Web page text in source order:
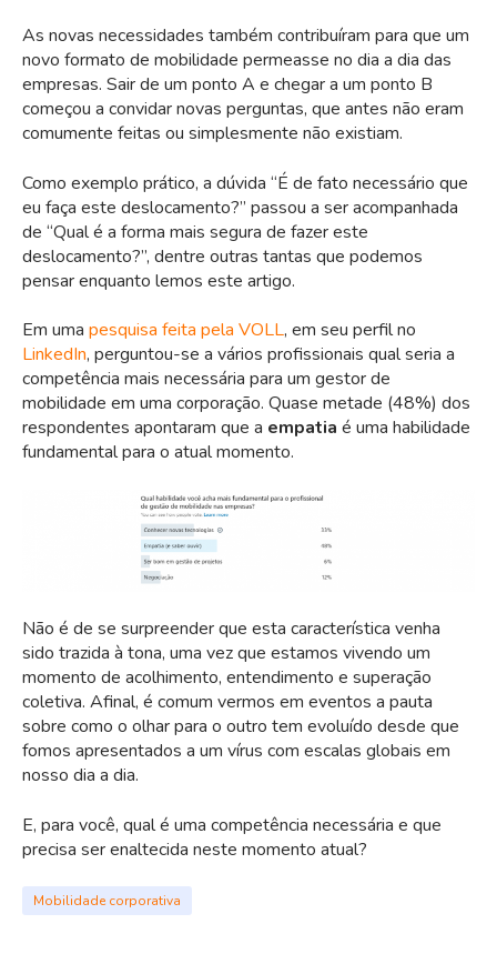
As novas necessidades também contribuíram para que um
novo formato de mobilidade permeasse no dia a dia das
empresas. Sair de um ponto A e chegar a um ponto B
começou a convidar novas perguntas, que antes não eram
comumente feitas ou simplesmente não existiam.
Como exemplo prático, a dúvida “É de fato necessário que
eu faça este deslocamento?” passou a ser acompanhada
de “Qual é a forma mais segura de fazer este
deslocamento?”, dentre outras tantas que podemos
pensar enquanto lemos este artigo.
Em uma pesquisa feita pela VOLL, em seu perfil no
LinkedIn, perguntou-se a vários profissionais qual seria a
competência mais necessária para um gestor de
mobilidade em uma corporação. Quase metade (48%) dos
respondentes apontaram que a empatia é uma habilidade
fundamental para o atual momento.
Não é de se surpreender que esta característica venha
sido trazida à tona, uma vez que estamos vivendo um
momento de acolhimento, entendimento e superação
coletiva. Afinal, é comum vermos em eventos a pauta
sobre como o olhar para o outro tem evoluído desde que
fomos apresentados a um vírus com escalas globais em
nosso dia a dia.
E, para você, qual é uma competência necessária e que
precisa ser enaltecida neste momento atual?
Mobilidade corporativa